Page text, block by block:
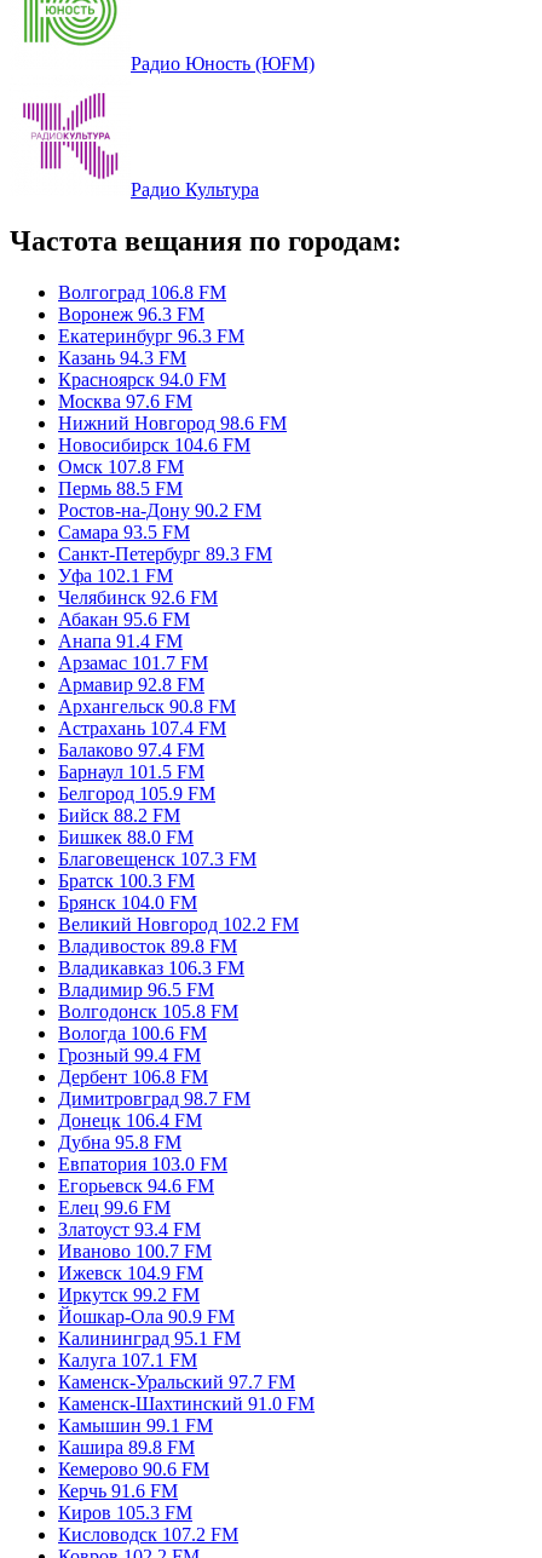
Волгоград 106.8 FM
Воронеж 96.3 FM
Екатеринбург 96.3 FM
Казань 94.3 FM
Красноярск 94.0 FM
Москва 97.6 FM
Нижний Новгород 98.6 FM
Новосибирск 104.6 FM
Омск 107.8 FM
Пермь 88.5 FM
Ростов-на-Дону 90.2 FM
Самара 93.5 FM
Санкт-Петербург 89.3 FM
Уфа 102.1 FM
Челябинск 92.6 FM
Абакан 95.6 FM
Анапа 91.4 FM
Арзамас 101.7 FM
Армавир 92.8 FM
Архангельск 90.8 FM
Астрахань 107.4 FM
Балаково 97.4 FM
Барнаул 101.5 FM
Белгород 105.9 FM
Бийск 88.2 FM
Бишкек 88.0 FM
Благовещенск 107.3 FM
Братск 100.3 FM
Брянск 104.0 FM
Великий Новгород 102.2 FM
Владивосток 89.8 FM
Владикавказ 106.3 FM
Владимир 96.5 FM
Волгодонск 105.8 FM
Вологда 100.6 FM
Грозный 99.4 FM
Дербент 106.8 FM
Димитровград 98.7 FM
Донецк 106.4 FM
Дубна 95.8 FM
Евпатория 103.0 FM
Егорьевск 94.6 FM
Елец 99.6 FM
Златоуст 93.4 FM
Иваново 100.7 FM
Ижевск 104.9 FM
Иркутск 99.2 FM
Йошкар-Ола 90.9 FM
Калининград 95.1 FM
Калуга 107.1 FM
Каменск-Уральский 97.7 FM
Каменск-Шахтинский 91.0 FM
Камышин 99.1 FM
Кашира 89.8 FM
Кемерово 90.6 FM
Керчь 91.6 FM
Киров 105.3 FM